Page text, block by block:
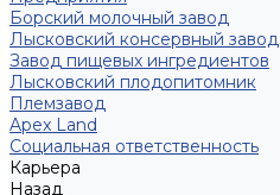
Борский молочный завод
Лысковский консервный завод
Завод пищевых ингредиентов
Лысковский плодопитомник
Племзавод
Apex Land
Социальная ответственность
Карьера
Назад